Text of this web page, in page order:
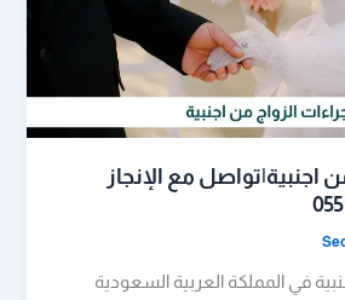
اجنبية|تواصل مع الإنجاز
في المملكة العربية السعودية